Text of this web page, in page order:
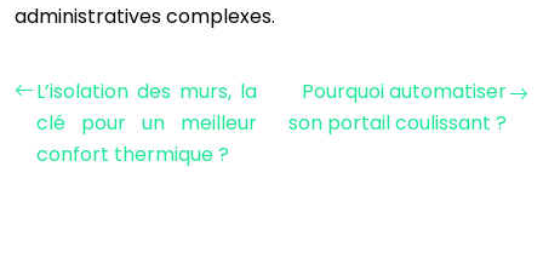
administratives complexes.
L’isolation des murs, la
clé pour un meilleur
confort thermique ?
Pourquoi automatiser
son portail coulissant ?